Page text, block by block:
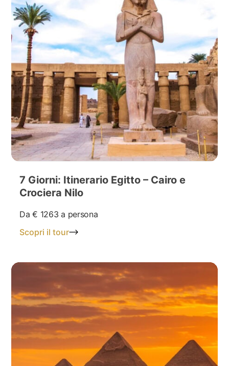
7 Giorni: Itinerario Egitto – Cairo e
Crociera Nilo
Da€ 1263 a persona
Scopri il tour